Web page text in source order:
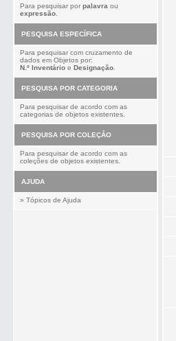
Para pesquisar por palavra ou
expressão
PESQUISA ESPECÍFICA
Para pesquisar com cruzamento de
dados em Objetos por:
N.º Inventário e Designação
PESQUISA POR CATEGORIA
Para pesquisar de acordo com as
categorias de objetos existentes.
PESQUISA POR COLEÇÂO
Para pesquisar de acordo com as
coleções de objetos existentes.
AJUDA
» Tópicos de Ajuda